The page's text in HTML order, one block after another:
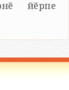
йӗрпе